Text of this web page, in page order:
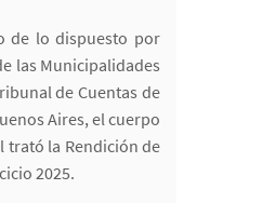
de lo dispuesto por
las Municipalidades
de Cuentas de
Aires, el cuerpo
trató la Rendición de
2025.